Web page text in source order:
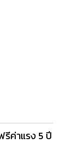
รีค่าแรง 5 ปี